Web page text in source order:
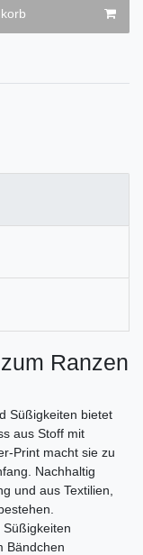
Ranzen
Süßigkeiten bietet
aus Stoff mit
Print macht sie zu
Nachhaltig
und aus Textilien,
Bändchen